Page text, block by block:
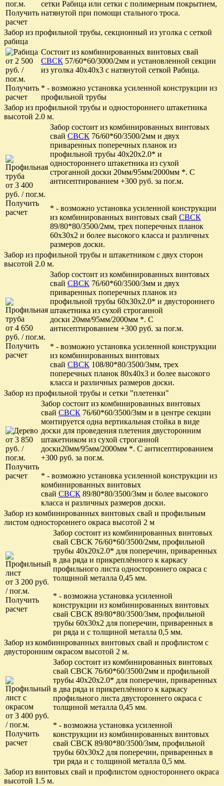
пог.м.
Получить
расчет
сетки Рабица или сетки с полимерным покрытием,
натянутой при помощи стального троса.
Забор из профильной трубы, секционный из уголка с сеткой
рабица
от 2 500
руб. /
пог.м.
Получить
расчет
Состоит из комбинированных винтовых свай
СВСК 57/60*60/3000/2мм и установленной секции
из уголка 40х40х3 с натянутой сеткой Рабица.
* - возможно установка усиленной конструкции из
профильной трубы
Забор из профильной трубы и одностороннего штакетника
высотой 2.0 м.
от 3 400
руб. / пог.м.
Получить
расчет
Забор состоит из комбинированных винтовых
свай СВСК 76/60*60/3500/2мм и двух
приваренных поперечных планок из
профильной трубы 40х20х2.0* и
одностороннего штакетника из сухой
строганной доски 20мм/95мм/2000мм *. С
антисептированием +300 руб. за пог.м.
* - возможно установка усиленной конструкции
из комбинированных винтовых свай СВСК
89/80*80/3500/2мм, трех поперечных планок
60х30х2 и более высокого класса и различных
размеров доски.
Забор из профильной трубы и штакетником с двух сторон
высотой 2.0 м.
от 4 650
руб. / пог.м.
Получить
расчет
Забор состоит из комбинированных винтовых
свай СВСК 76/60*60/3500/3мм и двух
приваренных поперечных планок из
профильной трубы 60х30х2.0* и двустороннего
штакетника из сухой строганной
доски 20мм/95мм/2000мм *. С
антисептированием +300 руб. за пог.м.
* - возможно установка усиленной конструкции
из комбинированных винтовых
свай СВСК 108/80*80/3500/3мм, трех
поперечных планок 80х40х3 и более высокого
класса и различных размеров доски.
Забор из профильной трубы и сетки "плетенки"
от 3 850
руб. /
пог.м.
Получить
расчет
Забор состоит из комбинированных винтовых
свай СВСК 76/60*60/3500/3мм и в центре секции
монтируется одна вертикальная стойка в виде
доски для проведения плетения двусторонним
штакетником из сухой строганной
доски20мм/95мм/2000мм *. С антисептированием
+300 руб. за пог.м.
* - возможно установка усиленной конструкции из
комбинированных винтовых
свай СВСК 89/80*80/3500/3мм и более высокого
класса и различных размеров доски.
Забор из комбинированных винтовых свай и профильным
листом одностороннего окраса высотой 2 м
от 3 200 руб.
/ пог.м.
Получить
расчет
Забор состоит из комбинированных винтовых
свай СВСК 76/60*60/3500/2мм, профильной
трубы 40x20x2.0* для поперечин, приваренных
в два ряда и прикреплённого к каркасу
профильного листа одностороннего окраса с
толщиной металла 0,45 мм.
* - возможна установка усиленной
конструкции из комбинированных винтовых
свай СВСК 89/80*80/3500/3мм, профильной
трубы 60х30х2 для поперечин, приваренных в
ри ряда и с толщиной металла 0,5 мм.
Забор из комбинированных винтовых свай и профлистом с
двусторонним окрасом высотой 2 м.
от 3 400 руб.
/ пог.м.
Получить
расчет
Забор состоит из комбинированных винтовых
свай СВСК 76/60*60/3500/2мм и профильной
трубы 40x20x2.0* для поперечин, приваренных
в два ряда и прикреплённого к каркасу
профильного листа двустороннего окраса с
толщиной металла 0,45 мм.
* - возможна установка усиленной
конструкции из комбинированных винтовых
свай СВСК 89/80*80/3500/3мм, профильной
трубы 60х30х2 для поперечин, приваренных в
три ряда и с толщиной металла 0,5 мм.
Забор из винтовых свай и профлистом одностороннего окраса
высотой 1.5 м.